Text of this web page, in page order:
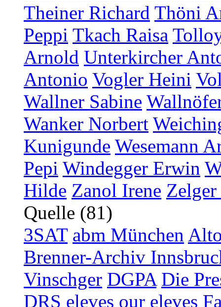
Theiner Richard Thöni
Peppi Tkach Raisa
Arnold Unterkircher
Antonio Vogler Heini
Wallner Sabine
Wanker Norbert
Kunigunde Wesemann
Pepi Windegger Erwin
Hilde Zanol Irene Zelger
Quelle (81)
3SAT abm München
Brenner-Archiv
Vinschger DGPA Die
DRS eleves our eleves